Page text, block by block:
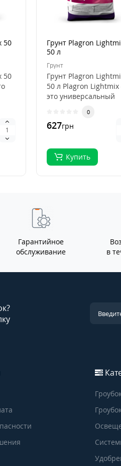
50
50
Грунт Plagron
50 л
Грунт
Грунт Plagron
50 л Plagron Lightmix
это универсальный
выращивания..
0
627грн
Купить
Гарантийное
обслуживание
в